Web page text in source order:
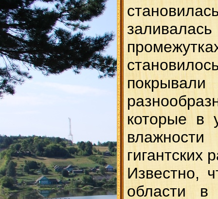
которые в
гигантских
Известно,
области в